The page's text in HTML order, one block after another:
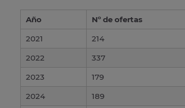
Año Nº de ofertas
2021
214
2022
337
2023
179
2024
189